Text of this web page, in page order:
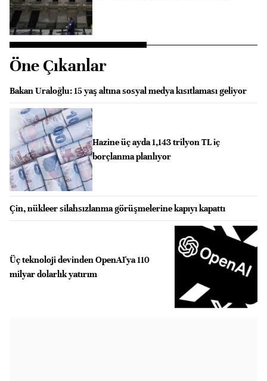
Öne Çıkanlar
Bakan Uraloğlu: 15 yaş altına sosyal medya kısıtlaması geliyor
Hazine üç ayda 1,143 trilyon TL iç
borçlanma planlıyor
Çin, nükleer silahsızlanma görüşmelerine kapıyı kapattı
Üç teknoloji devinden OpenAI'ya 110
milyar dolarlık yatırım